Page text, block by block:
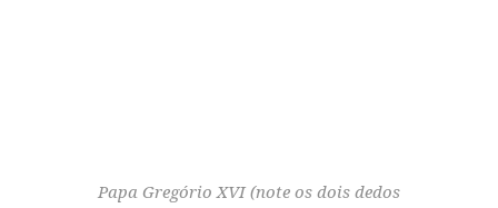
Papa Gregório XVI (note os dois dedos